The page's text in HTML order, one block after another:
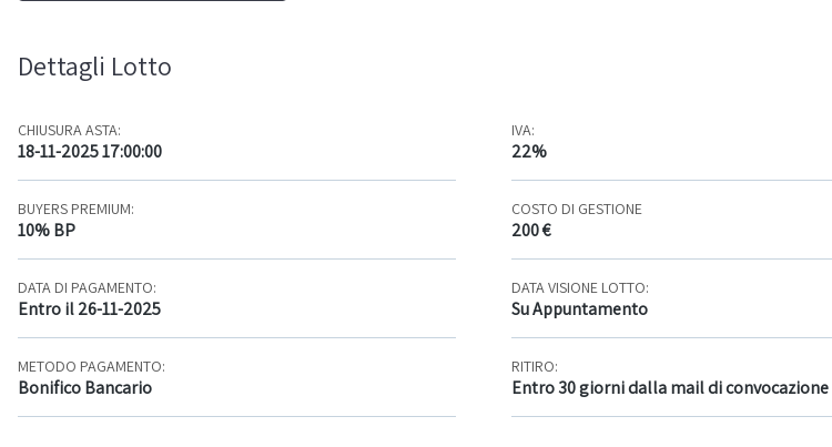
Dettagli Lotto
CHIUSURA ASTA:
18-11-2025 17:00:00
IVA:
22%
BUYERS PREMIUM:
10% BP
COSTO DI GESTIONE
200 €
DATA DI PAGAMENTO:
Entro il 26-11-2025
DATA VISIONE LOTTO:
Su Appuntamento
METODO PAGAMENTO:
Bonifico Bancario
RITIRO:
Entro 30 giorni dalla mail di convocazione